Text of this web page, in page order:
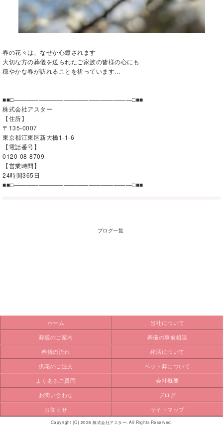
春の花々は、なぜか心癒されます
大切な方の葬儀を送られたご家族の皆様の心にも
穏やかな春が訪れることを祈っています…
■■□―――――――――――――――――――□■■
株式会社アスター
【住所】
〒135-0007
東京都江東区新大橋1-1-6
【電話番号】
0120-08-8709
【営業時間】
24時間365日
■■□―――――――――――――――――――□■■
ブログ一覧
ホーム
当社について
葬儀のご案内
葬儀の事前相談
葬儀の流れ
終活について
供花のご注文
ペット葬について
よくあるご質問
会社概要
お問い合わせ
ブログ
お知らせ
サイトマップ
Copyright (C) 2026 株式会社アスター. All Rights Reserved.